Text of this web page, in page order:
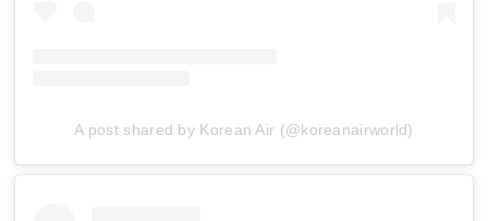
A post shared by Korean Air (@koreanairworld)